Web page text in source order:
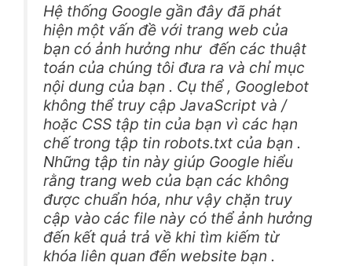
Hệ thống Google gần đây đã phát
hiện một vấn đề với trang web của
bạn có ảnh hưởng như đến các thuật
toán của chúng tôi đưa ra và chỉ mục
nội dung của bạn . Cụ thể , Googlebot
không thể truy cập JavaScript và /
hoặc CSS tập tin của bạn vì các hạn
chế trong tập tin robots.txt của bạn .
Những tập tin này giúp Google hiểu
rằng trang web của bạn các không
được chuẩn hóa, như vậy chặn truy
cập vào các file này có thể ảnh hưởng
đến kết quả trả về khi tìm kiếm từ
khóa liên quan đến website bạn .